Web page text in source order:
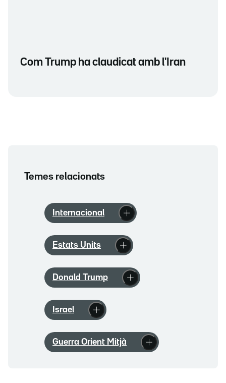
Com Trump ha claudicat amb l'Iran
Temes relacionats
Internacional
Estats Units
Donald Trump
Israel
Guerra Orient Mitjà